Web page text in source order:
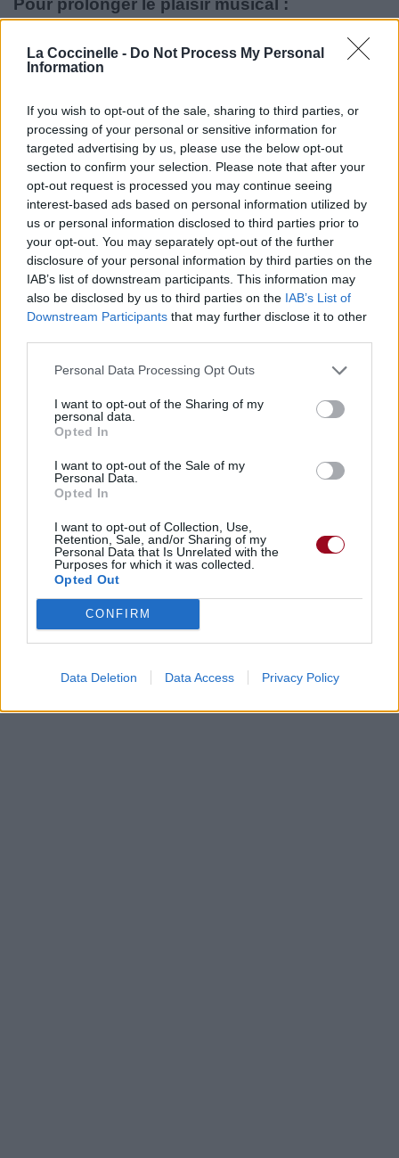
La Coccinelle - Do Not Process My Personal
Information
If you wish to opt-out of the sale, sharing to third parties, or
processing of your personal or sensitive information for
targeted advertising by us, please use the below opt-out
section to confirm your selection. Please note that after your
opt-out request is processed you may continue seeing
interest-based ads based on personal information utilized by
us or personal information disclosed to third parties prior to
your opt-out. You may separately opt-out of the further
disclosure of your personal information by third parties on the
IAB’s list of downstream participants. This information may
also be disclosed by us to third parties on the IAB’s List of
Downstream Participants that may further disclose it to other
Personal Data Processing Opt Outs
I want to opt-out of the Sharing of my
personal data.
Opted In
I want to opt-out of the Sale of my
Personal Data.
Opted In
I want to opt-out of Collection, Use,
Retention, Sale, and/or Sharing of my
Personal Data that Is Unrelated with the
Purposes for which it was collected.
Opted Out
CONFIRM
Data Deletion Data Access Privacy Policy
Pour prolonger le plaisir musical :
Télécharger légalement les MP3 sur
Télécharger légalement les MP3 ou trouver le CD sur
Trouver des vinyles et des CD sur
Trouver un instrument de musique ou une partition au
meilleur prix sur
⇑
Paroles + Traduction Téléchargement
Vidéos
Commentaires
Voir la vidéo de «The First Cut Is
The Deepest»
Concert/Live Concert/Live Concert/Live
Paroles + Traduction Téléchargement
Vidéos
Commentaires
Dire «merci» pour cette traduction Corriger une erreur